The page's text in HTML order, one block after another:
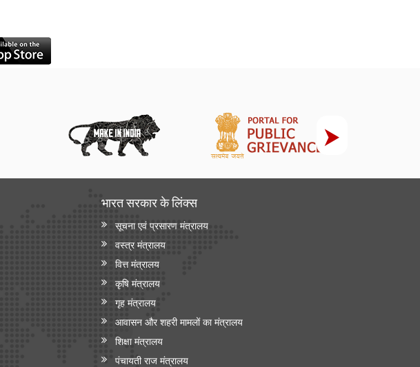
भारत सरकार के लिंक्‍स
सूचना एवं प्रसारण मंत्रालय
वस्त्र मंत्रालय
वित्त मंत्रालय
कृषि मंत्रालय
गृह मंत्रालय
आवासन और शहरी मामलों का मंत्रालय
शिक्षा मंत्रालय
पंचायती राज मंत्रालय